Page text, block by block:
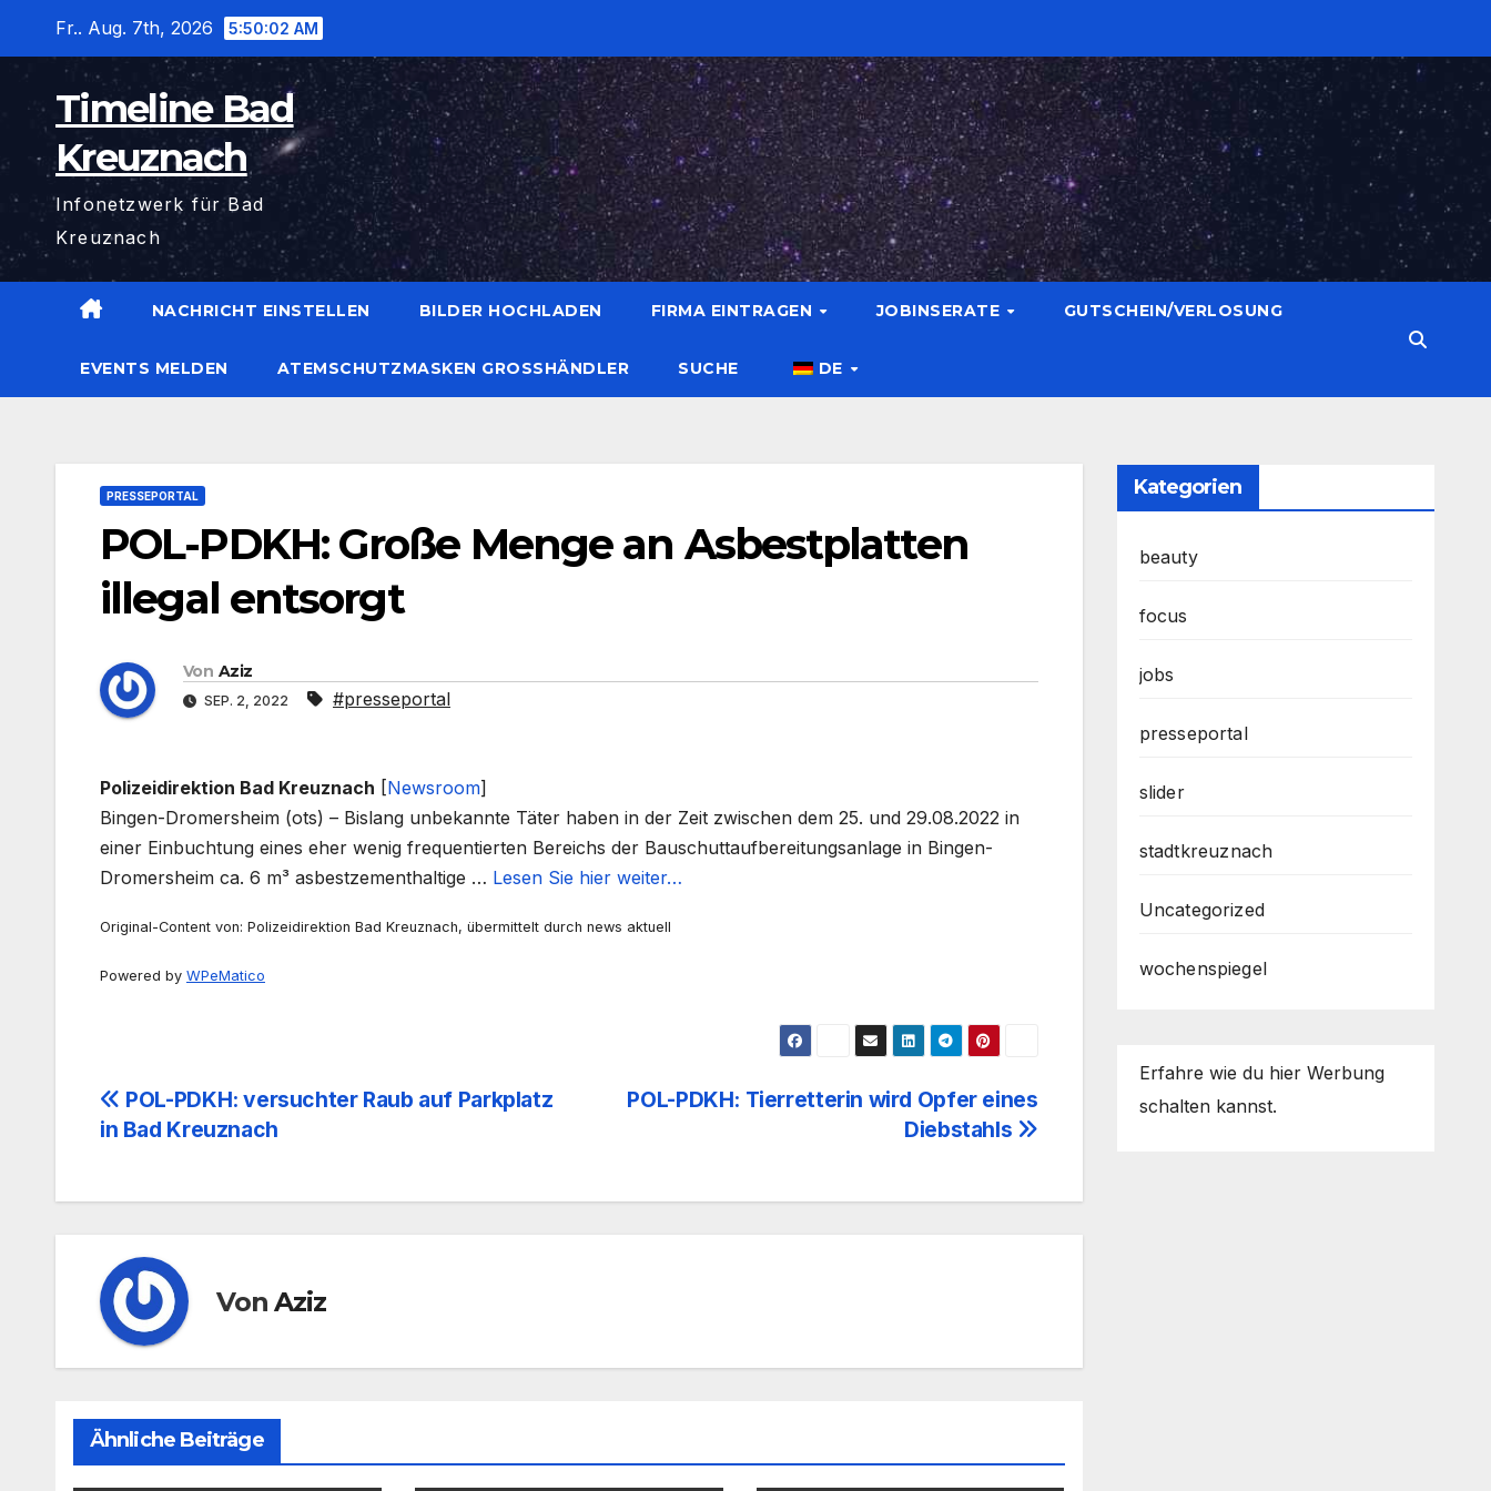
wechseln
Fr.. Aug. 7th, 2026 5:50:03 AM
Timeline Bad
Kreuznach
Infonetzwerk für Bad
Kreuznach
NACHRICHT EINSTELLEN BILDER HOCHLADEN FIRMA EINTRAGEN JOBINSERATE GUTSCHEIN/VERLOSUNG
EVENTS MELDEN ATEMSCHUTZMASKEN GROSSHÄNDLER SUCHE DE
PRESSEPORTAL
POL-PDKH: Große Menge an Asbestplatten
illegal entsorgt
Von Aziz
SEP. 2, 2022 #presseportal
Polizeidirektion Bad Kreuznach [Newsroom]
Bingen-Dromersheim (ots) – Bislang unbekannte Täter haben in der Zeit zwischen dem 25. und 29.08.2022 in
einer Einbuchtung eines eher wenig frequentierten Bereichs der Bauschuttaufbereitungsanlage in Bingen-
Dromersheim ca. 6 m³ asbestzementhaltige … Lesen Sie hier weiter…
Original-Content von: Polizeidirektion Bad Kreuznach, übermittelt durch news aktuell
Powered by WPeMatico
Beitrags-
POL-PDKH: Tierretterin wird Opfer eines
Diebstahls
POL-PDKH: versuchter Raub auf Parkplatz
in Bad Kreuznach
VonAziz
Ähnliche Beiträge
Kategorien
beauty
focus
jobs
presseportal
slider
stadtkreuznach
Uncategorized
wochenspiegel
Erfahre wie du hier Werbung
schalten kannst.